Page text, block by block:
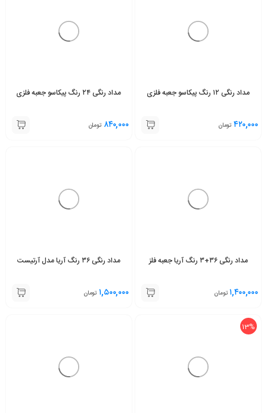
مداد رنگی ۱۲ رنگ پیکاسو جعبه فلزی
۴۲۰,۰۰۰ تومان
مداد رنگی ۲۴ رنگ پیکاسو جعبه فلزی
۸۴۰,۰۰۰ تومان
مداد رنگی ۳۶+۳ رنگ آریا جعبه فلز
۱,۴۰۰,۰۰۰ تومان
مداد رنگی ۳۶ رنگ آریا مدل آرتیست
۱,۵۰۰,۰۰۰ تومان
13%